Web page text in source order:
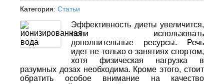
Категория: Статьи
Эффективность диеты увеличится,
если использовать
дополнительные ресурсы. Речь
идет не только о занятиях спортом,
хотя физическая нагрузка в
разумных дозах необходима. Кроме этого, стоит
обратить особое внимание на качество